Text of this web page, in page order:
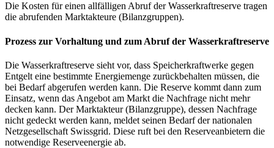
Die Kosten für einen allfälligen Abruf der Wasserkraftreserve tragen
die abrufenden Marktakteure (Bilanzgruppen).
Prozess zur Vorhaltung und zum Abruf der Wasserkraftreserve
Die Wasserkraftreserve sieht vor, dass Speicherkraftwerke gegen
Entgelt eine bestimmte Energiemenge zurückbehalten müssen, die
bei Bedarf abgerufen werden kann. Die Reserve kommt dann zum
Einsatz, wenn das Angebot am Markt die Nachfrage nicht mehr
decken kann. Der Marktakteur (Bilanzgruppe), dessen Nachfrage
nicht gedeckt werden kann, meldet seinen Bedarf der nationalen
Netzgesellschaft Swissgrid. Diese ruft bei den Reserveanbietern die
notwendige Reserveenergie ab.